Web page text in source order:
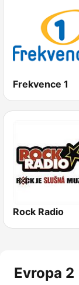
Frekvence 1
Rock Radio
Evropa 2